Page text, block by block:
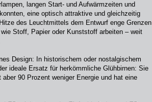
langen Start- und Aufwärmzeiten und
eine optisch attraktive und gleichzeitig
des Leuchtmittels dem Entwurf enge Grenzen
Stoff, Papier oder Kunststoff arbeiten – weit
Design: In historischem oder nostalgischem
ideale Ersatz für herkömmliche Glühbirnen: Sie
90 Prozent weniger Energie und hat eine